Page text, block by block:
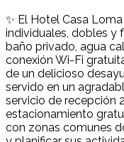
✨ El Hotel Casa
individuales, dobles y
baño privado, agua
conexión Wi-Fi
de un delicioso
servido en un
servicio de recepción
estacionamiento
con zonas comunes